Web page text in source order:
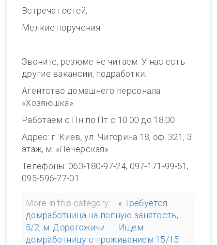
Встреча гостей,
Мелкие поручения.
Звоните, резюме не читаем. У нас есть
другие вакансии, подработки.
Агентство домашнего персонала
«Хозяюшка».
Работаем с Пн по Пт с 10.00 до 18.00
Адрес: г. Киев, ул. Чигорина 18, оф. 321, 3
этаж, м. «Печерская»
Телефоны: 063-180-97-24, 097-171-99-51,
095-596-77-01
More in this category:
« Требуется
домработница на полную занятость,
5/2, м. Дорогожичи
Ищем
домработницу с проживанием 15/15